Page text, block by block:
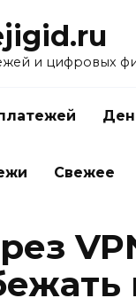
и цифровых
Свежее